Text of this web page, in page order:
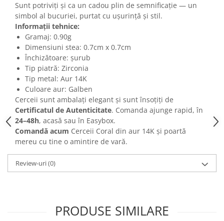
Sunt potriviți și ca un cadou plin de semnificație — un
simbol al bucuriei, purtat cu ușurință și stil.
Informații tehnice:
Gramaj: 0.90g
Dimensiuni stea: 0.7cm x 0.7cm
Închizătoare: șurub
Tip piatră: Zirconia
Tip metal: Aur 14K
Culoare aur: Galben
Cerceii sunt ambalați elegant și sunt însoțiți de
Certificatul de Autenticitate. Comanda ajunge rapid, în
24–48h, acasă sau în Easybox.
Comandă acum Cerceii Coral din aur 14K și poartă
mereu cu tine o amintire de vară.
Review-uri(0)
PRODUSE SIMILARE